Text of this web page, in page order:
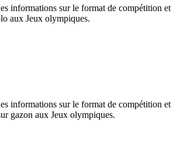
informations sur le format de compétition et
aux Jeux olympiques.
informations sur le format de compétition et
gazon aux Jeux olympiques.